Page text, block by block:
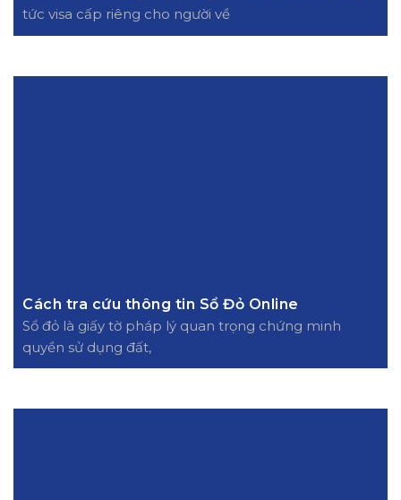
tức visa cấp riêng cho người về
Cách tra cứu thông tin Sổ Đỏ Online
Sổ đỏ là giấy tờ pháp lý quan trọng chứng minh
quyền sử dụng đất,